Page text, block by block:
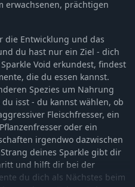
erwachsenen, prächtigen
die Entwicklung und das
du hast nur ein Ziel - dich
Void erkundest, findest
die du essen kannst.
Spezies um Nahrung
isst - du kannst wählen, ob
Fleischfresser, ein
oder ein
irgendwo dazwischen
deines Sparkle gibt dir
und hilft dir bei der
du dich als Nächstes beim